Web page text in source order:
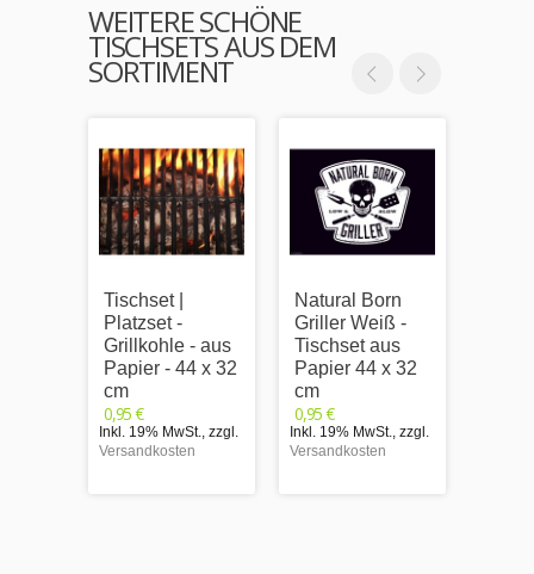
WEITERE SCHÖNE
TISCHSETS AUS DEM
SORTIMENT
Tischset |
Platzset -
Grillkohle - aus
Papier - 44 x 32
cm
0,95 €
Inkl. 19% MwSt., zzgl.
Versandkosten
Natural Born
Griller Weiß -
Tischset aus
Papier 44 x 32
cm
0,95 €
Inkl. 19% MwSt., zzgl.
Versandkosten